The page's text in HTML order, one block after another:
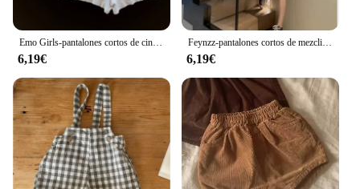
6,19€
Feynzz-pantalones cortos de mezclilla azul para mujer, Shorts sexys de cintura alta con botones y bolsillos, ajustados, ropa de calle para la playa, verano 2021
6,19€